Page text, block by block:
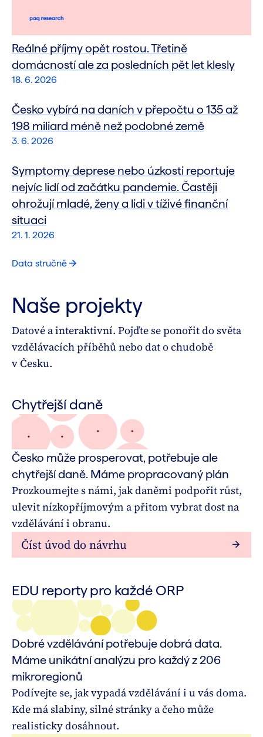
18. 6. 2026
Reálné příjmy opět rostou. Třetině
domácností ale za posledních pět let klesly
3. 6. 2026
Česko vybírá na daních v přepočtu o 135 až
198 miliard méně než podobné země
21. 1. 2026
Symptomy deprese nebo úzkosti reportuje
nejvíc lidí od začátku pandemie. Častěji
ohrožují mladé, ženy a lidi v tíživé finanční
situaci
Data stručně
Naše projekty
Datové a interaktivní. Pojďte se ponořit do světa
vzdělávacích příběhů nebo dat o chudobě
v Česku.
Chytřejší daně
Česko může prosperovat, potřebuje ale
chytřejší daně. Máme propracovaný plán
Prozkoumejte s námi, jak daněmi podpořit růst,
ulevit nízkopříjmovým a přitom vybrat dost na
vzdělávání i obranu.
Číst úvod do návrhu
EDU reporty pro každé ORP
Dobré vzdělávání potřebuje dobrá data.
Máme unikátní analýzu pro každý z 206
mikroregionů
Podívejte se, jak vypadá vzdělávání i u vás doma.
Kde má slabiny, silné stránky a čeho může
realisticky dosáhnout.